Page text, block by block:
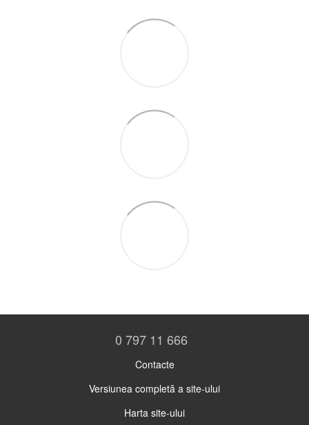
0 797 11 666
Contacte
Versiunea completă a site-ului
Harta site-ului